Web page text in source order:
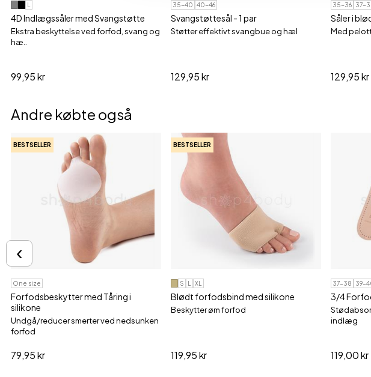
L
4D Indlægssåler med Svangstøtte
Ekstra beskyttelse ved forfod, svang og
hæ..
99,95 kr
35-40 40-46
Svangstøttesål - 1 par
Støtter effektivt svangbue og hæl
129,95 kr
35-36 37-
Såler i
Med
129,95 kr
Andre købte også
BESTSELLER
One size
Forfodsbeskytter med Tåring i
silikone
Undgå/reducer smerter ved nedsunken
forfod
79,95 kr
BESTSELLER
S L XL
Blødt forfodsbind med silikone
Beskytter øm forfod
119,95 kr
37-38 39-
3/4
indlæg
119,00 kr
‹